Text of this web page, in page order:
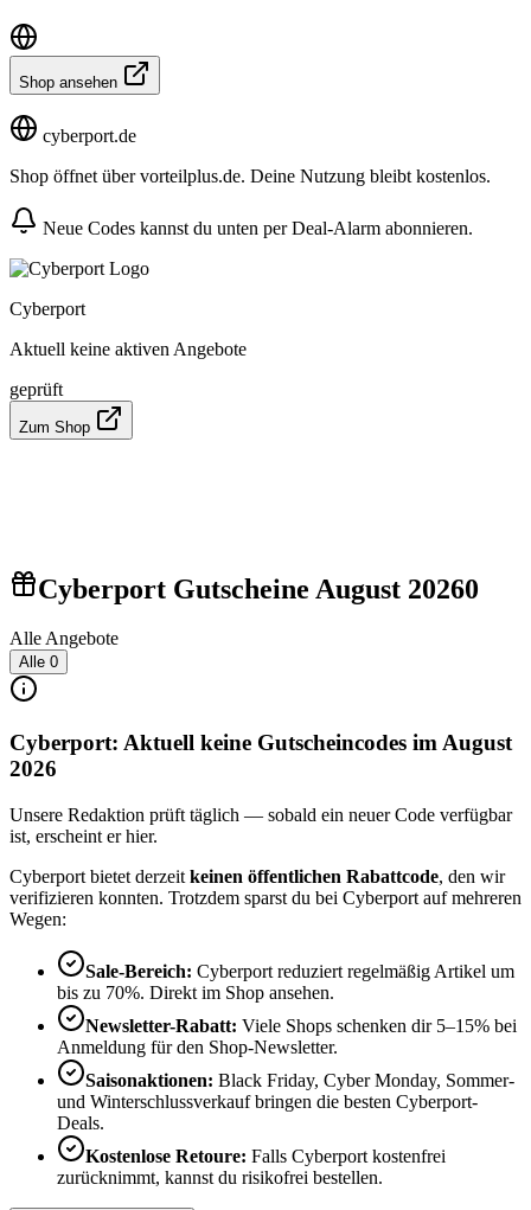
Shop ansehen
cyberport.de
Shop öffnet über vorteilplus.de. Deine Nutzung bleibt kostenlos.
Neue Codes kannst du unten per Deal-Alarm abonnieren.
Cyberport
Aktuell keine aktiven Angebote
geprüft
Zum Shop
Cyberport Gutscheine August 20260
Alle Angebote
Alle 0
Cyberport: Aktuell keine Gutscheincodes im August
2026
Unsere Redaktion prüft täglich — sobald ein neuer Code verfügbar
ist, erscheint er hier.
Cyberport bietet derzeit keinen öffentlichen Rabattcode, den wir
verifizieren konnten. Trotzdem sparst du bei Cyberport auf mehreren
Wegen:
Sale-Bereich: Cyberport reduziert regelmäßig Artikel um
bis zu 70%. Direkt im Shop ansehen.
Newsletter-Rabatt: Viele Shops schenken dir 5–15% bei
Anmeldung für den Shop-Newsletter.
Saisonaktionen: Black Friday, Cyber Monday, Sommer-
und Winterschlussverkauf bringen die besten Cyberport-
Deals.
Kostenlose Retoure: Falls Cyberport kostenfrei
zurücknimmt, kannst du risikofrei bestellen.